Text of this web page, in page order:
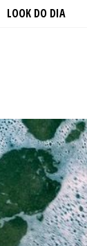
LOOK DO DIA